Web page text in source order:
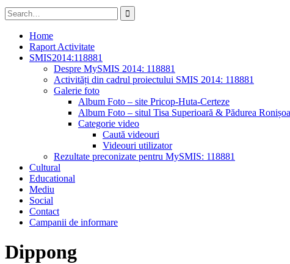
Search
for:
Home
Raport Activitate
SMIS2014:118881
Despre MySMIS 2014: 118881
Activități din cadrul proiectului SMIS 2014: 118881
Galerie foto
Album Foto – site Pricop-Huta-Certeze
Album Foto – situl Tisa Superioară & Pădurea
Categorie video
Caută videouri
Videouri utilizator
Rezultate preconizate pentru MySMIS: 118881
Cultural
Educational
Mediu
Social
Contact
Campanii de informare
Dippong